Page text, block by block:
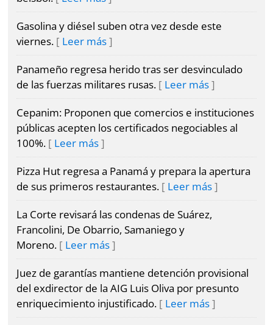
Corprensa
Hoy
Sábado
Picante
La
Repregunta
⌾
Tal
⌾
Sabrina
Sin
Censura
Gasolina y diésel suben otra vez desde este
viernes.
Leer más
Panameño regresa herido tras ser desvinculado
de las fuerzas militares rusas.
Leer más
Cepanim: Proponen que comercios e instituciones
públicas acepten los certificados negociables al
100%.
Leer más
Pizza Hut regresa a Panamá y prepara la apertura
de sus primeros restaurantes.
Leer más
La Corte revisará las condenas de Suárez,
Francolini, De Obarrio, Samaniego y
Moreno.
Leer más
Juez de garantías mantiene detención provisional
del exdirector de la AIG Luis Oliva por presunto
enriquecimiento injustificado.
Leer más